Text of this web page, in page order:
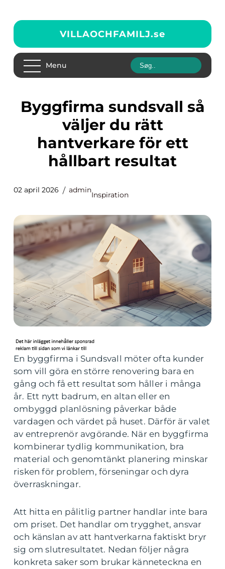
VILLAOCHFAMILJ.se
Menu
Byggfirma sundsvall så
väljer du rätt
hantverkare för ett
hållbart resultat
02 april 2026 admin
Inspiration
En byggfirma i Sundsvall möter ofta kunder
som vill göra en större renovering bara en
gång och få ett resultat som håller i många
år. Ett nytt badrum, en altan eller en
ombyggd planlösning påverkar både
vardagen och värdet på huset. Därför är valet
av entreprenör avgörande. När en byggfirma
kombinerar tydlig kommunikation, bra
material och genomtänkt planering minskar
risken för problem, förseningar och dyra
överraskningar.
Att hitta en pålitlig partner handlar inte bara
om priset. Det handlar om trygghet, ansvar
och känslan av att hantverkarna faktiskt bryr
sig om slutresultatet. Nedan följer några
konkreta saker som brukar känneteckna en